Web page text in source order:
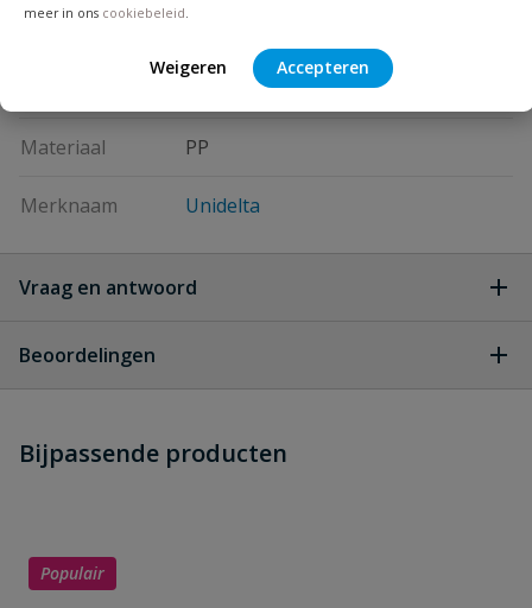
meer in ons cookiebeleid
Weigeren Accepteren
DVGW water, KIWA, WRAS
Materiaal PP
Merknaam Unidelta
Vraag en antwoord
dit product?
Beoordelingen
Schrijf zelf een beoordeling
Uw waardering:
Bijpassende producten
Populair